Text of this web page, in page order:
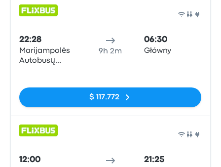
22:28
Marijampolės
Autobusų
9h 2m
06:30
Główny
$ 117.772
12:00 21:25